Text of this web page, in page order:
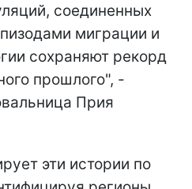
соединенных
миграции и
сохраняют рекорд
прошлого", -
Прия
эти истории по